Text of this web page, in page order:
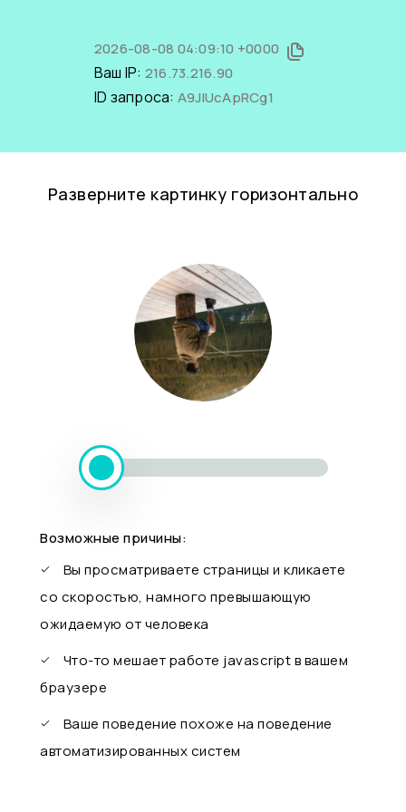
2026-08-08 04:09:10 +0000
Ваш IP: 216.73.216.90
ID запроса: A9JIUcApRCg1
Разверните картинку горизонтально
Возможные причины:
Вы просматриваете страницы и кликаете
со скоростью, намного превышающую
ожидаемую от человека
Что-то мешает работе javascript в вашем
браузере
Ваше поведение похоже на поведение
автоматизированных систем